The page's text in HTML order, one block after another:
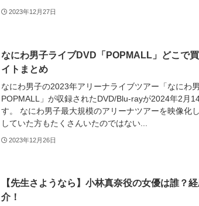
2023年12月27日
なにわ男子ライブDVD「POPMALL」どこで
イトまとめ
なにわ男子の2023年アリーナライブツアー「なにわ
POPMALL」が収録されたDVD/Blu-rayが2024年2月
す。 なにわ男子最大規模のアリーナツアーを映像化
していた方もたくさんいたのではない...
2023年12月26日
【先生さようなら】小林真奈役の女優は誰？
介！